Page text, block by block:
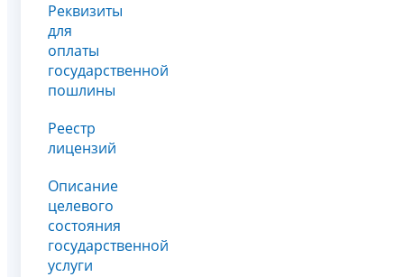
Реквизиты
для
оплаты
государственной
пошлины
Реестр
лицензий
Описание
целевого
состояния
государственной
услуги